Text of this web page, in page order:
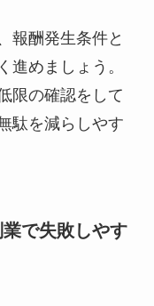
報酬発生条件と
進めましょう。
限の確認をして
駄を減らしやす
で失敗しやす